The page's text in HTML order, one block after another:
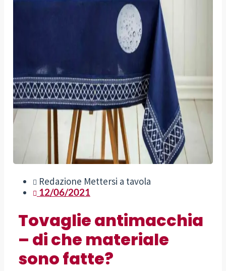
Redazione Mettersi a tavola
12/06/2021
Tovaglie antimacchia
– di che materiale
sono fatte?